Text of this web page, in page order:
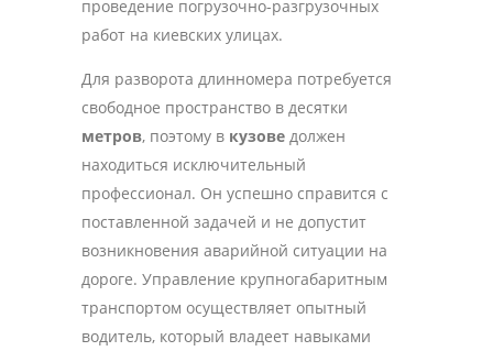
проведение погрузочно-разгрузочных
работ на киевских улицах.
Для разворота длинномера потребуется
свободное пространство в десятки
метров, поэтому в кузове должен
находиться исключительный
профессионал. Он успешно справится с
поставленной задачей и не допустит
возникновения аварийной ситуации на
дороге. Управление крупногабаритным
транспортом осуществляет опытный
водитель, который владеет навыками